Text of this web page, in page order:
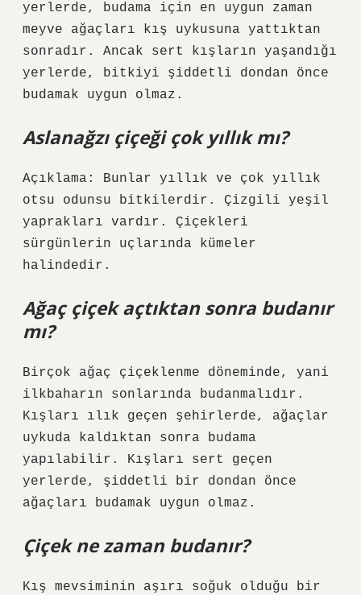
yerlerde, budama için en uygun zaman
meyve ağaçları kış uykusuna yattıktan
sonradır. Ancak sert kışların yaşandığı
yerlerde, bitkiyi şiddetli dondan önce
budamak uygun olmaz.
Aslanağzı çiçeği çok yıllık mı?
Açıklama: Bunlar yıllık ve çok yıllık
otsu odunsu bitkilerdir. Çizgili yeşil
yaprakları vardır. Çiçekleri
sürgünlerin uçlarında kümeler
halindedir.
Ağaç çiçek açtıktan sonra budanır
mı?
Birçok ağaç çiçeklenme döneminde, yani
ilkbaharın sonlarında budanmalıdır.
Kışları ılık geçen şehirlerde, ağaçlar
uykuda kaldıktan sonra budama
yapılabilir. Kışları sert geçen
yerlerde, şiddetli bir dondan önce
ağaçları budamak uygun olmaz.
Çiçek ne zaman budanır?
Kış mevsiminin aşırı soğuk olduğu bir